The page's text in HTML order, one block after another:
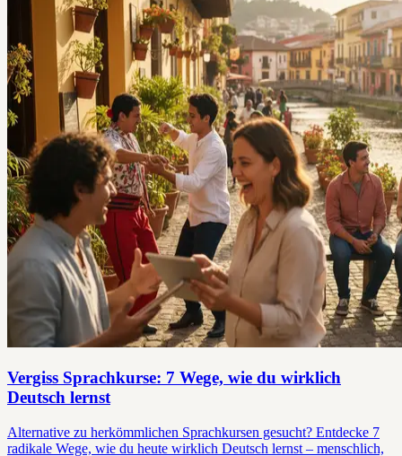
Vergiss Sprachkurse: 7 Wege, wie du wirklich
Deutsch lernst
Alternative zu herkömmlichen Sprachkursen gesucht? Entdecke 7
radikale Wege, wie du heute wirklich Deutsch lernst – menschlich,